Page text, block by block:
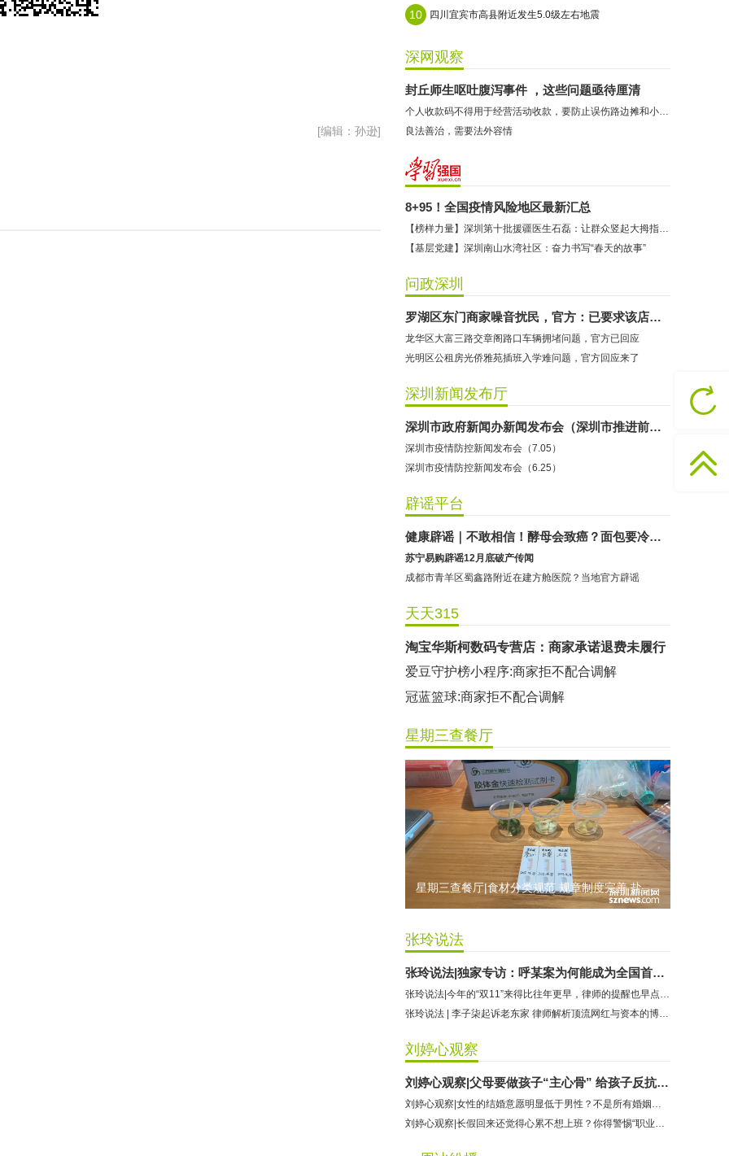
[编辑：孙逊]
10 四川宜宾市高县附近发生5.0级左右地震
深网观察
封丘师生呕吐腹泻事件 ，这些问题亟待厘清
个人收款码不得用于经营活动收款，要防止误伤路边摊和小商贩
良法善治，需要法外容情
8+95！全国疫情风险地区最新汇总
【榜样力量】深圳第十批援疆医生石磊：让群众竖起大拇指的“90后”共产党员
【基层党建】深圳南山水湾社区：奋力书写“春天的故事”
问政深圳
罗湖区东门商家噪音扰民，官方：已要求该店控制音量
龙华区大富三路交章阁路口车辆拥堵问题，官方已回应
光明区公租房光侨雅苑插班入学难问题，官方回应来了
深圳新闻发布厅
深圳市政府新闻办新闻发布会（深圳市推进前海深港现代服务业合作区建设）
深圳市疫情防控新闻发布会（7.05）
深圳市疫情防控新闻发布会（6.25）
辟谣平台
健康辟谣｜不敢相信！酵母会致癌？面包要冷才能吃？
苏宁易购辟谣12月底破产传闻
成都市青羊区蜀鑫路附近在建方舱医院？当地官方辟谣
天天315
风云音乐会所：商家拒不配合调解
非常食客餐饮：商家停业未退储值卡余额
哈尔特健身：商家拒不配合调解
龅牙兔儿童情商训练营：商家承诺退费未履行
淘宝华斯柯数码专营店：商家承诺退费未履行
冠蓝篮球:商家拒不配合调解
辫豆学习中心:商家承诺退费未履行
蓝&白自助简餐:商家停业未退储值卡余额
清瑶灯饰：商家拒不配合调解
风云音乐会所：商家拒不配合调解
非常食客餐饮：商家停业未退储值卡余额
尊品美容美发：商家签署退款承诺书后未履行
哈尔特健身：商家拒不配合调解
香港卡依宝贝国际婴幼儿游泳馆：商家停业未退费
龅牙兔儿童情商训练营：商家承诺退费未履行
星期三查餐厅
星期三查餐厅|食材分类规范 规章制度完善 盐田壹海城“九毛九”维持B级
张玲说法
张玲说法|独家专访：呼某案为何能成为全国首宗个人破产清算案
张玲说法|今年的“双11”来得比往年更早，律师的提醒也早点奉上
张玲说法 | 李子柒起诉老东家 律师解析顶流网红与资本的博弈玄机
刘婷心观察
刘婷心观察|父母要做孩子“主心骨” 给孩子反抗校园霸凌的勇气
刘婷心观察|女性的结婚意愿明显低于男性？不是所有婚姻最后都是一地鸡毛
刘婷心观察|长假回来还觉得心累不想上班？你得警惕“职业倦怠”